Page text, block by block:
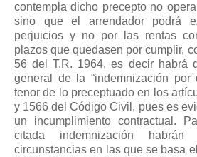
Usuario
Entrar / Salir
Mis boletines
contempla dicho precepto no
sino que el arrendador podrá
perjuicios y no por las rentas
plazos que quedasen por cumplir,
56 del T.R. 1964, es decir habrá
general de la “indemnización
tenor de lo preceptuado en los
y 1566 del Código Civil, pues es
un incumplimiento contractual.
citada indemnización
circunstancias en las que se basa